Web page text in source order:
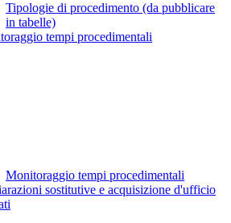
Tipologie di procedimento (da pubblicare
in tabelle)
tempi procedimentali
Monitoraggio tempi procedimentali
sostitutive e acquisizione d'ufficio